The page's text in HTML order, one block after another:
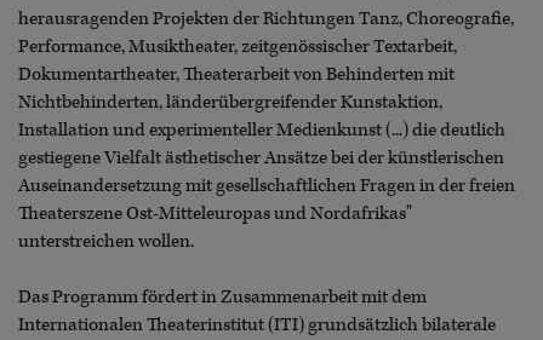
herausragenden Projekten der Richtungen Tanz, Choreografie,
Performance, Musiktheater, zeitgenössischer Textarbeit,
Dokumentartheater, Theaterarbeit von Behinderten mit
Nichtbehinderten, länderübergreifender Kunstaktion,
Installation und experimenteller Medienkunst (...) die deutlich
gestiegene Vielfalt ästhetischer Ansätze bei der künstlerischen
Auseinandersetzung mit gesellschaftlichen Fragen in der freien
Theaterszene Ost-Mitteleuropas und Nordafrikas"
unterstreichen wollen.
Das Programm fördert in Zusammenarbeit mit dem
Internationalen Theaterinstitut (ITI) grundsätzlich bilaterale